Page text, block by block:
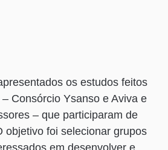
os estudos feitos
Consórcio Ysanso e Aviva e
– que participaram de
objetivo foi selecionar grupos